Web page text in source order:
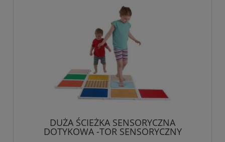
DUŻA ŚCIEŻKA SENSORYCZNA
DOTYKOWA -TOR SENSORYCZNY